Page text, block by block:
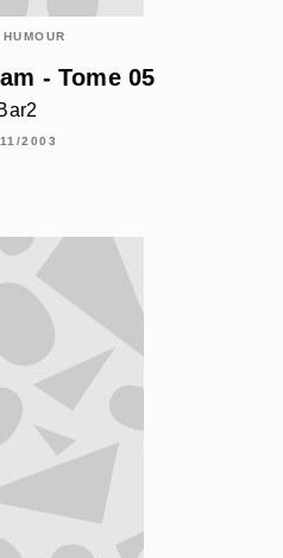
- Tome 05
2003